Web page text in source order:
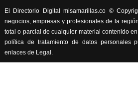
El Directorio Digital misamarillas.co ©
negocios, empresas y profesionales de la
total o parcial de cualquier material contenido
política de tratamiento de datos personales
enlaces de Legal.